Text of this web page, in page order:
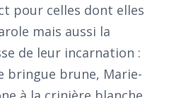
pour celles dont elles
mais aussi la
de leur incarnation :
bringue brune, Marie-